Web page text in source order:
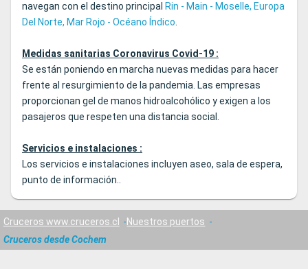
navegan con el destino principal Rin - Main - Moselle, Europa
Del Norte, Mar Rojo - Océano Índico.
Medidas sanitarias Coronavirus Covid-19 :
Se están poniendo en marcha nuevas medidas para hacer
frente al resurgimiento de la pandemia. Las empresas
proporcionan gel de manos hidroalcohólico y exigen a los
pasajeros que respeten una distancia social.
Servicios e instalaciones :
Los servicios e instalaciones incluyen aseo, sala de espera,
punto de información..
Cruceros www.cruceros.cl
Nuestros puertos
Cruceros desde Cochem